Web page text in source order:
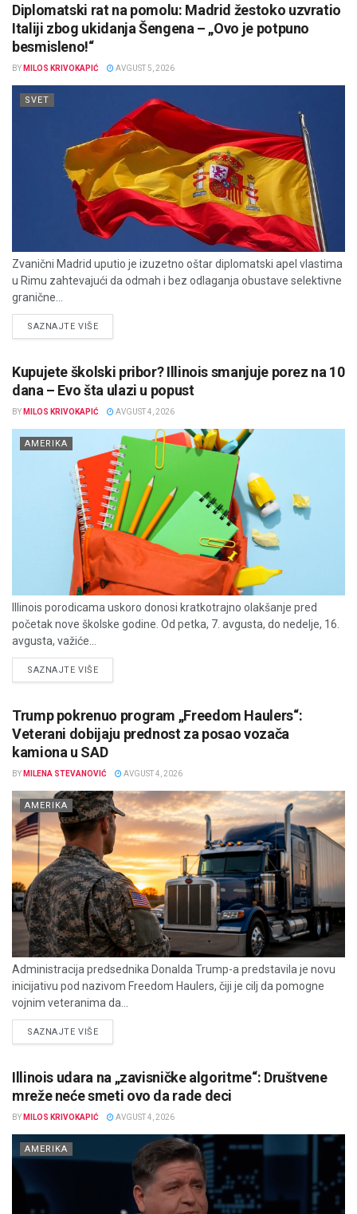
Diplomatski rat na pomolu: Madrid žestoko uzvratio
Italiji zbog ukidanja Šengena – „Ovo je potpuno
besmisleno!“
BY MILOS KRIVOKAPIĆ AVGUST 5, 2026
SVET
Zvanični Madrid uputio je izuzetno oštar diplomatski apel vlastima
u Rimu zahtevajući da odmah i bez odlaganja obustave selektivne
granične...
SAZNAJTE VIŠEDETAILS
Kupujete školski pribor? Illinois smanjuje porez na 10
dana – Evo šta ulazi u popust
BY MILOS KRIVOKAPIĆ AVGUST 4, 2026
AMERIKA
Illinois porodicama uskoro donosi kratkotrajno olakšanje pred
početak nove školske godine. Od petka, 7. avgusta, do nedelje, 16.
avgusta, važiće...
SAZNAJTE VIŠEDETAILS
Trump pokrenuo program „Freedom Haulers“:
Veterani dobijaju prednost za posao vozača
kamiona u SAD
BY MILENA STEVANOVIĆ AVGUST 4, 2026
AMERIKA
Administracija predsednika Donalda Trump-a predstavila je novu
inicijativu pod nazivom Freedom Haulers, čiji je cilj da pomogne
vojnim veteranima da...
SAZNAJTE VIŠEDETAILS
Illinois udara na „zavisničke algoritme“: Društvene
mreže neće smeti ovo da rade deci
BY MILOS KRIVOKAPIĆ AVGUST 4, 2026
AMERIKA